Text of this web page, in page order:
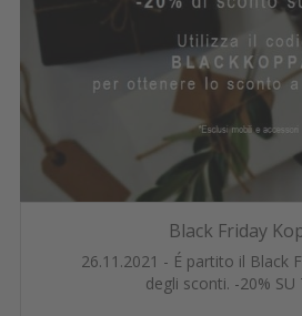
Black Friday
26.11.2021 - É partito il Black
degli sconti. -20% SU